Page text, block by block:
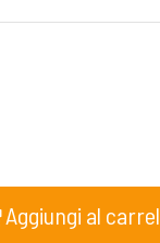
Aggiungi al